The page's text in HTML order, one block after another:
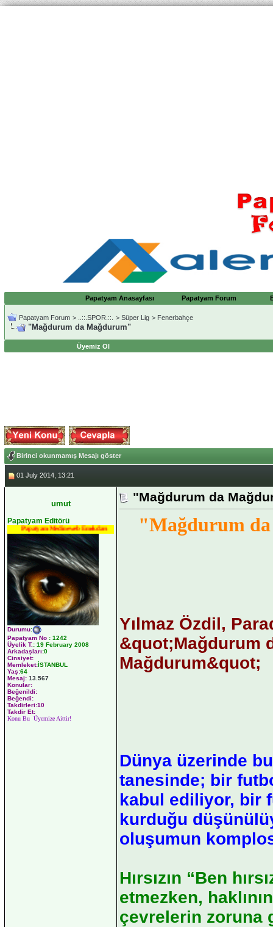
Papatyam Anasayfası Papatyam Forum
Papatyam Forum > ..::.SPOR.::. > Süper Lig > Fenerbahçe
"Mağdurum da Mağdurum"
Üyemiz Ol
Birinci okunmamış Mesajı göster
01 July 2014, 13:21
umut
Papatyam Editörü
Papatyam Medineweb Emekdarı
Durumu:
Papatyam No : 1242
Üyelik T.: 19 February 2008
Arkadaşları:0
Cinsiyet:
Memleket:İSTANBUL
Yaş:64
Mesaj: 13.567
Konular:
Beğenildi:
Beğendi:
Takdirleri:10
Takdir Et:
Konu Bu Üyemize Aittir!
"Mağdurum da
"Mağdurum
Yılmaz Özdil,
&quot;Mağdurum
Mağdurum&quot;
Dünya üzerinde
tanesinde; bir
kabul ediliyor, bir
kurduğu
oluşumun
Hırsızın “Ben
etmezken,
çevrelerin zoruna